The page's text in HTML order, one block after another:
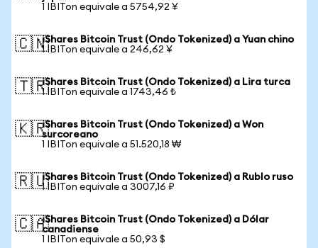
1 IBITon equivale a 5754,92 ¥
🇨🇳iShares Bitcoin Trust (Ondo Tokenized) a Yuan chino
1 IBITon equivale a 246,62 ¥
🇹🇷iShares Bitcoin Trust (Ondo Tokenized) a Lira turca
1 IBITon equivale a 1743,46 ₺
🇰🇷iShares Bitcoin Trust (Ondo Tokenized) a Won
surcoreano
1 IBITon equivale a 51.520,18 ₩
🇷🇺iShares Bitcoin Trust (Ondo Tokenized) a Rublo ruso
1 IBITon equivale a 3007,16 ₽
🇨🇦iShares Bitcoin Trust (Ondo Tokenized) a Dólar
canadiense
1 IBITon equivale a 50,93 $